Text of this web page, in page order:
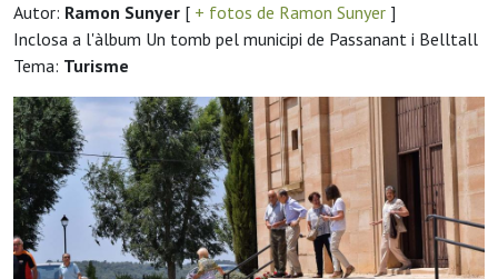
Autor: Ramon Sunyer [ + fotos de Ramon Sunyer ]
Inclosa a l'àlbum Un tomb pel municipi de Passanant i Belltall
Tema: Turisme